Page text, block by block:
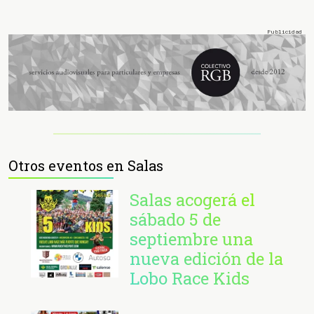
Otros eventos en Salas
Salas acogerá el
sábado 5 de
septiembre una
nueva edición de la
Lobo Race Kids